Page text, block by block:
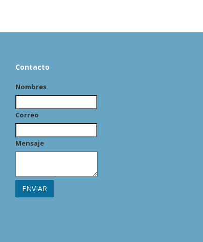
Contacto
Nombres
Correo
Mensaje